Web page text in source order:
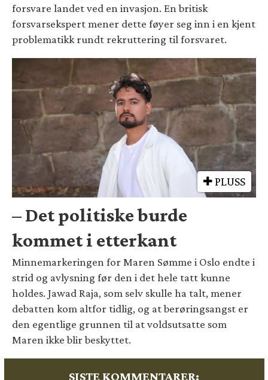
forsvare landet ved en invasjon. En britisk
forsvarsekspert mener dette føyer seg inn i en kjent
problematikk rundt rekruttering til forsvaret.
PLUSS
– Det politiske burde
kommet i etterkant
Minnemarkeringen for Maren Sømme i Oslo endte i
strid og avlysning før den i det hele tatt kunne
holdes. Jawad Raja, som selv skulle ha talt, mener
debatten kom altfor tidlig, og at berøringsangst er
den egentlige grunnen til at voldsutsatte som
Maren ikke blir beskyttet.
SISTE KOMMENTARER: